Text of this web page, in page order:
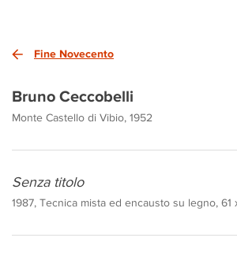
Fine Novecento
Bruno Ceccobelli
Monte Castello di Vibio, 1952
Senza titolo
1987, Tecnica mista ed encausto su legno, 61